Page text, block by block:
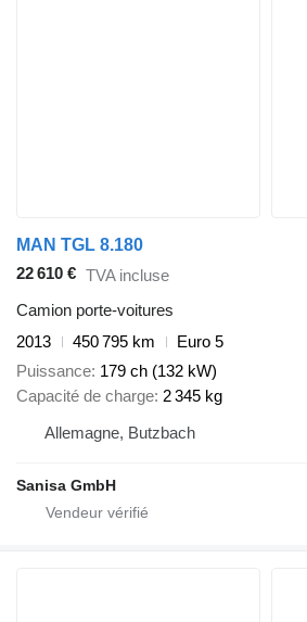
MAN TGL 8.180
22 610 € TVA incluse
Camion porte-voitures
2013
450 795 km
Euro 5
Puissance 179 ch (132 kW)
Capacité de charge 2 345 kg
Allemagne, Butzbach
Sanisa GmbH